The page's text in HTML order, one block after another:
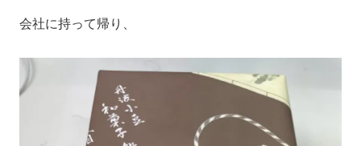
会社に持って帰り、